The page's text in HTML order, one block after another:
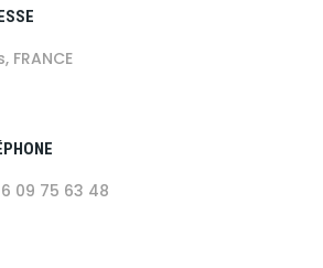
FRANCE
09 75 63 48